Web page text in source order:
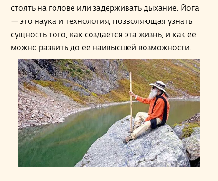
стоять на голове или задерживать дыхание. Йога
— это наука и технология, позволяющая узнать
сущность того, как создается эта жизнь, и как ее
можно развить до ее наивысшей возможности.